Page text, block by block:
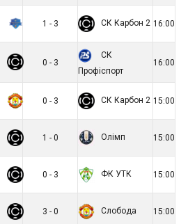
1 - 3 СК Карбон 2 16:00
0 - 3
СК
Профіспорт
16:00
0 - 3 СК Карбон 2 15:00
1 - 0 Олімп 15:00
0 - 3 ФК УТК 15:00
3 - 0 Слобода 15:00